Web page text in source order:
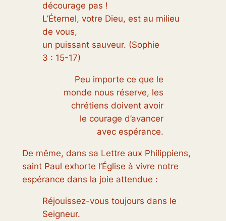
décourage pas !
L’Éternel, votre Dieu, est au milieu
de vous,
un puissant sauveur. (Sophie
3 : 15-17)
Peu importe ce que le
monde nous réserve, les
chrétiens doivent avoir
le courage d’avancer
avec espérance.
De même, dans sa Lettre aux Philippiens,
saint Paul exhorte l’Église à vivre notre
espérance dans la joie attendue :
Réjouissez-vous toujours dans le
Seigneur.